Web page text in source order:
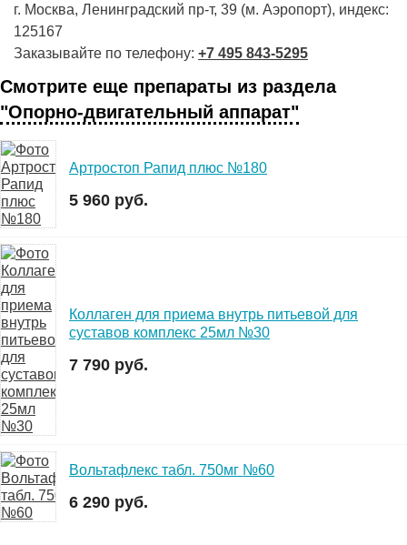
г. Москва, Ленинградский пр-т, 39 (м. Аэропорт), индекс:
125167
Заказывайте по телефону: +7 495 843-5295
Смотрите еще препараты из раздела
"Опорно-двигательный аппарат"
Артростоп Рапид плюс №180
5 960 руб.
Коллаген для приема внутрь питьевой для
суставов комплекс 25мл №30
7 790 руб.
Вольтафлекс табл. 750мг №60
6 290 руб.